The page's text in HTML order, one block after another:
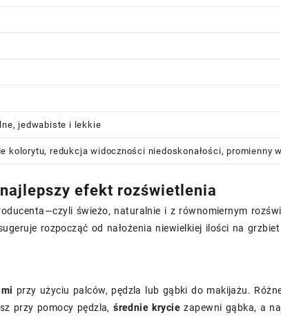
jedwabiste i lekkie
kolorytu, redukcja widoczności niedoskonałości, promienny
efekt rozświetlenia
świeżo, naturalnie i z równomiernym
rozpocząć od nałożenia niewielkiej ilości na
przy użyciu palców, pędzla lub gąbki do makijażu.
przy pomocy pędzla,średnie krycie zapewni gąbka, a